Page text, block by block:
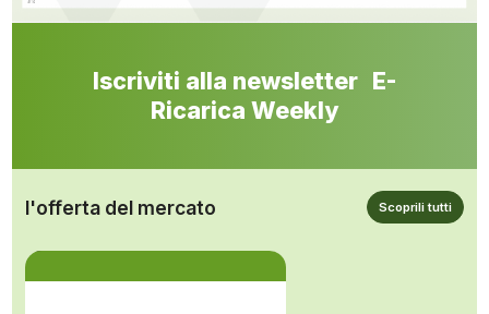
Iscriviti alla newsletter E-
Ricarica Weekly
l'offerta del mercato Scoprili tutti